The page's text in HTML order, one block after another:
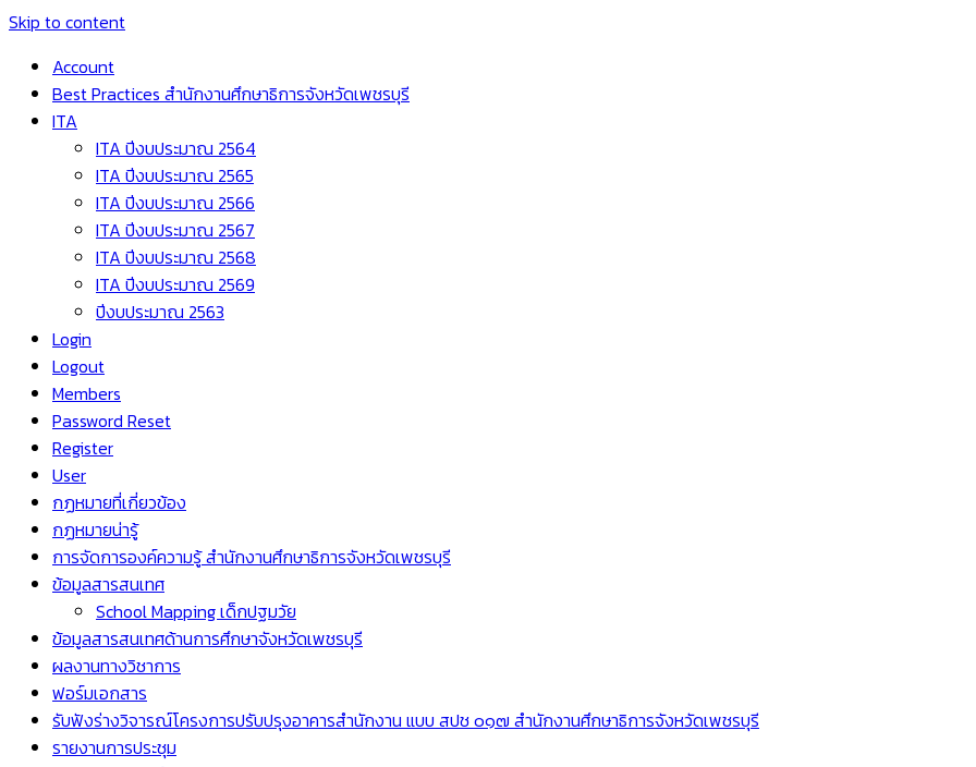
Skip to content
Account
Best Practices สำนักงานศึกษาธิการจังหวัดเพชรบุรี
ITA
ITA ปีงบประมาณ 2564
ITA ปีงบประมาณ 2565
ITA ปีงบประมาณ 2566
ITA ปีงบประมาณ 2567
ITA ปีงบประมาณ 2568
ITA ปีงบประมาณ 2569
ปีงบประมาณ 2563
Login
Logout
Members
Password Reset
Register
User
กฏหมายที่เกี่ยวข้อง
กฏหมายน่ารู้
การจัดการองค์ความรู้ สำนักงานศึกษาธิการจังหวัดเพชรบุรี
ข้อมูลสารสนเทศ
School Mapping เด็กปฐมวัย
ข้อมูลสารสนเทศด้านการศึกษาจังหวัดเพชรบุรี
ผลงานทางวิชาการ
ฟอร์มเอกสาร
รับฟังร่างวิจารณ์โครงการปรับปรุงอาคารสำนักงาน แบบ สปช ๐๑๗ สำนักงานศึกษาธิการจังหวัดเพชรบุรี
รายงานการประชุม